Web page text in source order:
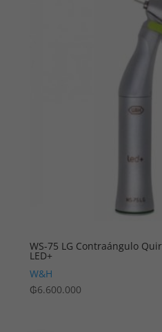
WS-75 LG Contraángulo
LED+
W&H
₲6.600.000